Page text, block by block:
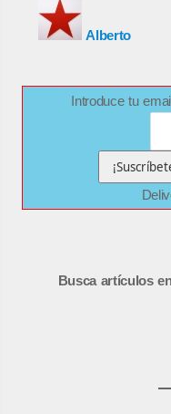
Alberto
Introduce tu
Busca artículos